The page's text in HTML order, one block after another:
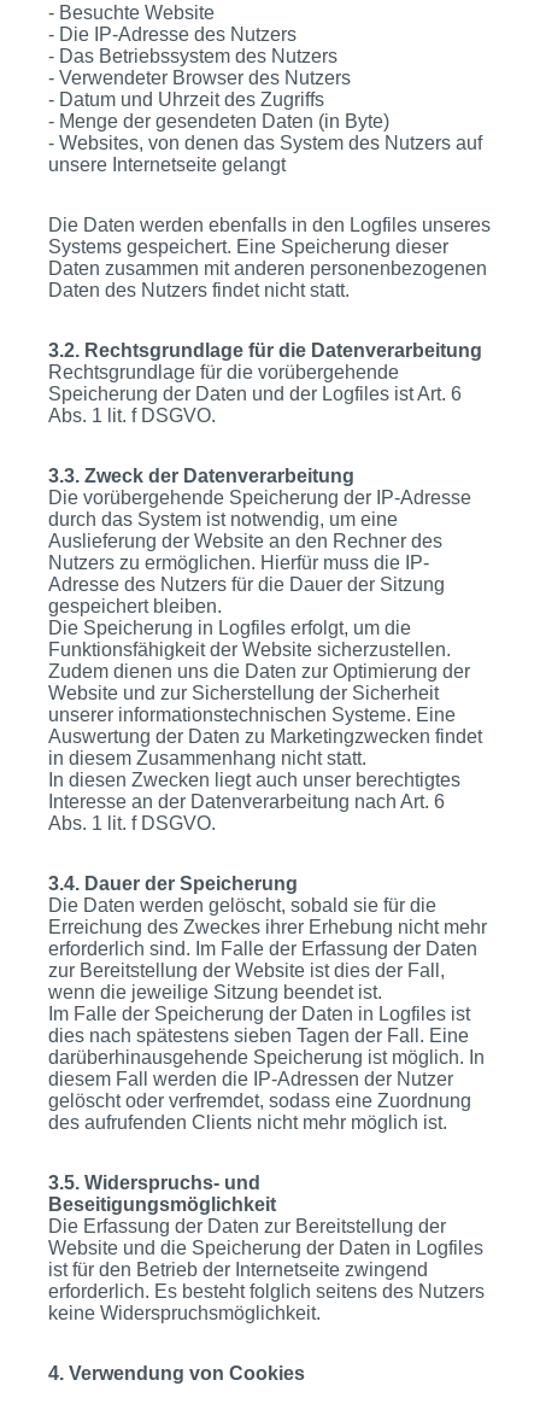
- Besuchte Website
- Die IP-Adresse des Nutzers
- Das Betriebssystem des Nutzers
- Verwendeter Browser des Nutzers
- Datum und Uhrzeit des Zugriffs
- Menge der gesendeten Daten (in Byte)
- Websites, von denen das System des Nutzers auf
unsere Internetseite gelangt
Die Daten werden ebenfalls in den Logfiles unseres
Systems gespeichert. Eine Speicherung dieser
Daten zusammen mit anderen personenbezogenen
Daten des Nutzers findet nicht statt.
3.2. Rechtsgrundlage für die Datenverarbeitung
Rechtsgrundlage für die vorübergehende
Speicherung der Daten und der Logfiles ist Art. 6
Abs. 1 lit. f DSGVO.
3.3. Zweck der Datenverarbeitung
Die vorübergehende Speicherung der IP-Adresse
durch das System ist notwendig, um eine
Auslieferung der Website an den Rechner des
Nutzers zu ermöglichen. Hierfür muss die IP-
Adresse des Nutzers für die Dauer der Sitzung
gespeichert bleiben.
Die Speicherung in Logfiles erfolgt, um die
Funktionsfähigkeit der Website sicherzustellen.
Zudem dienen uns die Daten zur Optimierung der
Website und zur Sicherstellung der Sicherheit
unserer informationstechnischen Systeme. Eine
Auswertung der Daten zu Marketingzwecken findet
in diesem Zusammenhang nicht statt.
In diesen Zwecken liegt auch unser berechtigtes
Interesse an der Datenverarbeitung nach Art. 6
Abs. 1 lit. f DSGVO.
3.4. Dauer der Speicherung
Die Daten werden gelöscht, sobald sie für die
Erreichung des Zweckes ihrer Erhebung nicht mehr
erforderlich sind. Im Falle der Erfassung der Daten
zur Bereitstellung der Website ist dies der Fall,
wenn die jeweilige Sitzung beendet ist.
Im Falle der Speicherung der Daten in Logfiles ist
dies nach spätestens sieben Tagen der Fall. Eine
darüberhinausgehende Speicherung ist möglich. In
diesem Fall werden die IP-Adressen der Nutzer
gelöscht oder verfremdet, sodass eine Zuordnung
des aufrufenden Clients nicht mehr möglich ist.
3.5. Widerspruchs- und
Beseitigungsmöglichkeit
Die Erfassung der Daten zur Bereitstellung der
Website und die Speicherung der Daten in Logfiles
ist für den Betrieb der Internetseite zwingend
erforderlich. Es besteht folglich seitens des Nutzers
keine Widerspruchsmöglichkeit.
4. Verwendung von Cookies